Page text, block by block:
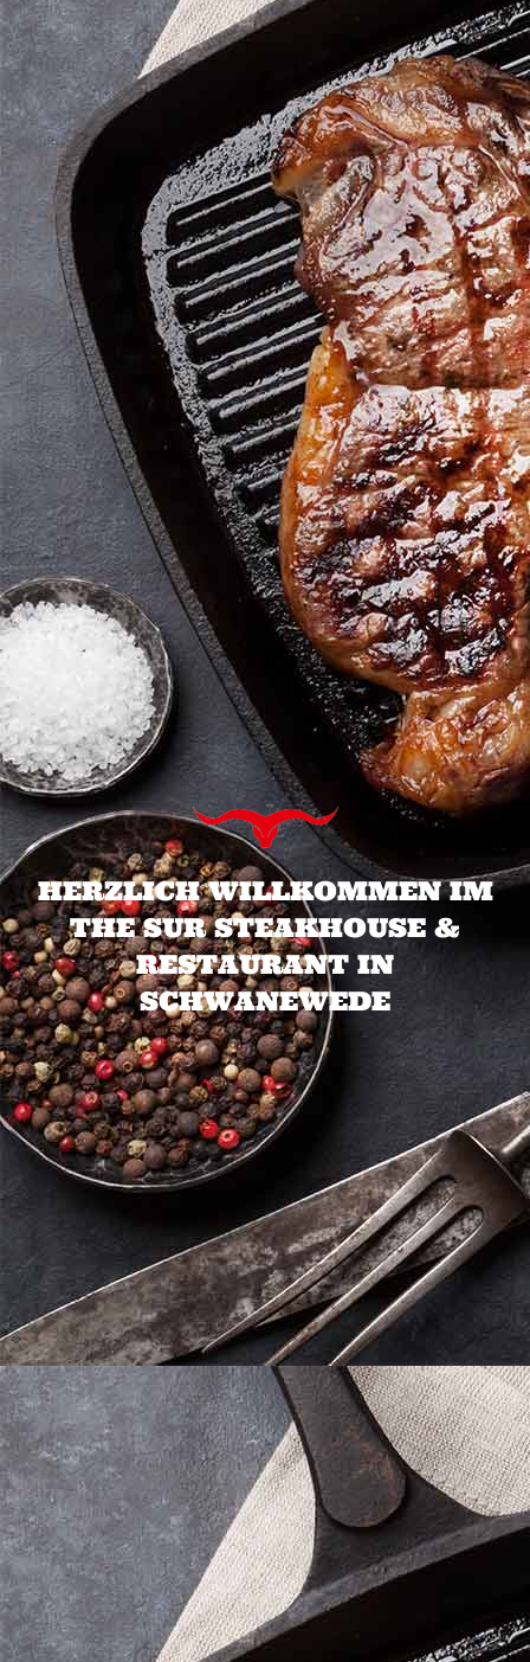
HERZLICH WILLKOMMEN IM
THE SUR STEAKHOUSE &
RESTAURANT IN
SCHWANEWEDE